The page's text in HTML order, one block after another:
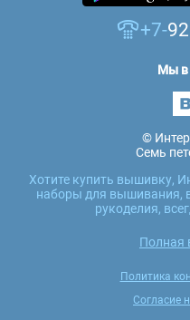
+7-
Мы в
©
Семь
Хотите купить вышивку,
наборы для вышивания,
рукоделия,
Полная
Политика
Согласие